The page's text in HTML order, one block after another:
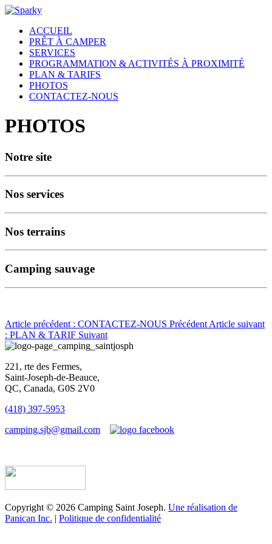
ACCUEIL
PRÊT À CAMPER
SERVICES
PROGRAMMATION & ACTIVITÉS À PROXIMITÉ
PLAN & TARIFS
PHOTOS
CONTACTEZ-NOUS
PHOTOS
Notre site
Nos services
Nos terrains
Camping sauvage
Article précédent : CONTACTEZ-NOUS Précédent Article suivant
: PLAN & TARIF Suivant
221, rte des Fermes,
Saint-Joseph-de-Beauce,
QC, Canada, G0S 2V0
(418) 397-5953
camping.sjb@gmail.com
Copyright © 2026 Camping Saint Joseph. Une réalisation de
Panican Inc. | Politique de confidentialité